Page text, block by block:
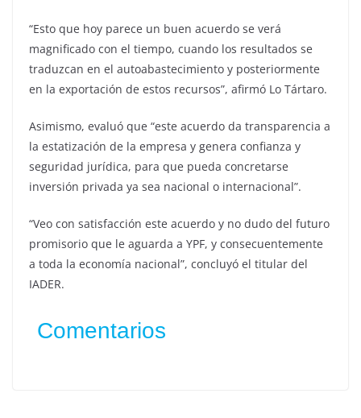
“Esto que hoy parece un buen acuerdo se verá
magnificado con el tiempo, cuando los resultados se
traduzcan en el autoabastecimiento y posteriormente
en la exportación de estos recursos”, afirmó Lo Tártaro.
Asimismo, evaluó que “este acuerdo da transparencia a
la estatización de la empresa y genera confianza y
seguridad jurídica, para que pueda concretarse
inversión privada ya sea nacional o internacional”.
“Veo con satisfacción este acuerdo y no dudo del futuro
promisorio que le aguarda a YPF, y consecuentemente
a toda la economía nacional”, concluyó el titular del
IADER.
Comentarios